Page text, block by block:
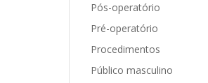
Pós-operatório
Pré-operatório
Procedimentos
Público masculino